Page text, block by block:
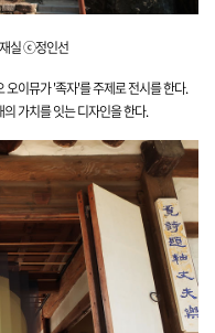
실 ⓒ정인선
이뮤가 '족자'를 주제로 전시를 한다.
가치를 잇는 디자인을 한다.